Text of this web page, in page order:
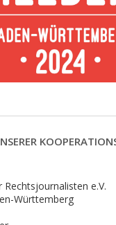
e.V.
Württemberg